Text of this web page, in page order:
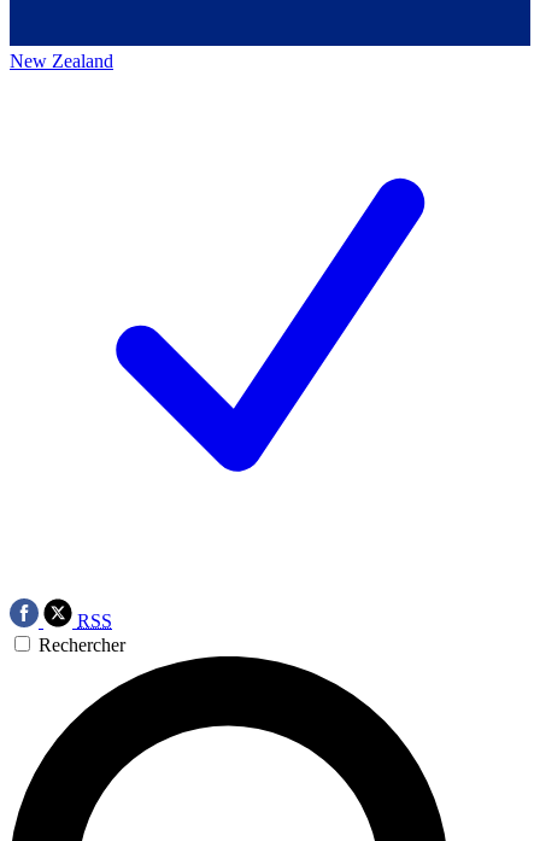
New Zealand
RSS
Rechercher